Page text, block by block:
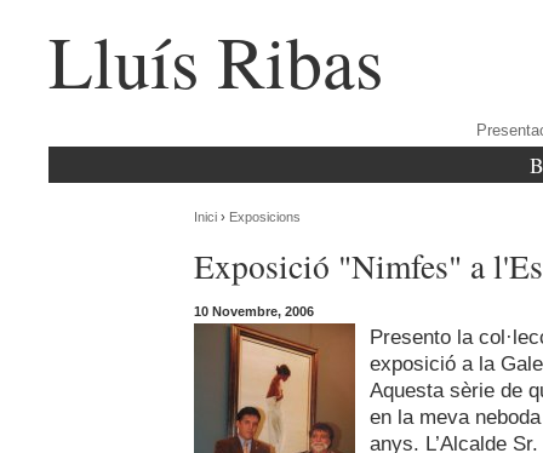
Lluís Ribas
Inici › Exposicions
Exposició "Nimfes" a
10 Novembre, 2006
Presento la
exposició a la
Aquesta sèrie de
en la meva
anys. L’Alcalde